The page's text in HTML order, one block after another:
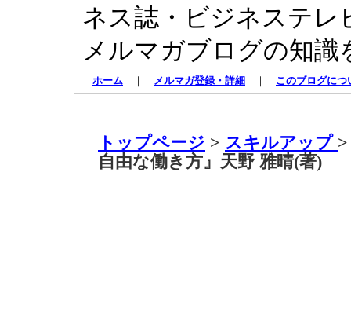
ネス誌・ビジネステ
メルマガブログの知識
ホーム ｜ メルマガ登録・詳細 ｜ このブログにつ
トップページ > スキルアップ
自由な働き方』天野 雅晴(著)